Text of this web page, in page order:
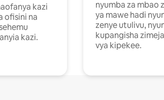
kazi
ofisini na
kazi.
nyumba za mbao
ya mawe hadi
zenye utulivu,
kupangisha
vya kipekee.